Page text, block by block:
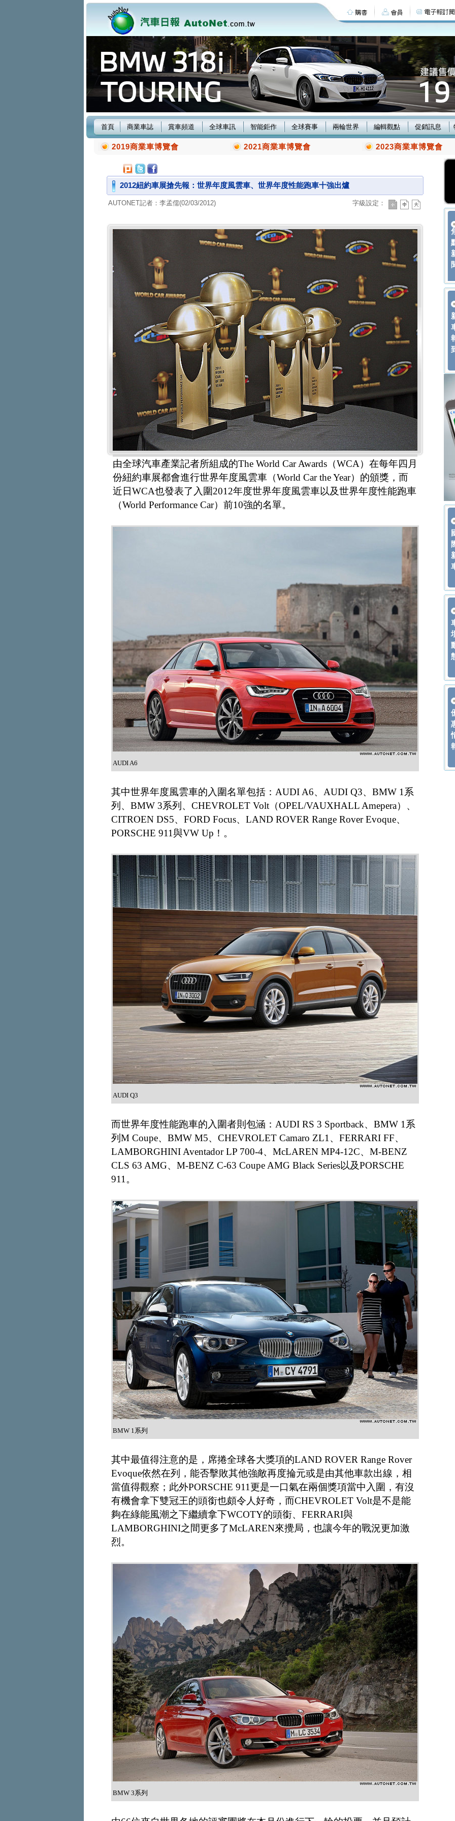
首頁 商業車誌 賞車頻道 全球車訊 智能鉅作 全球賽事 兩輪世界 編輯觀點 促銷訊息
2019商業車博覽會 2021商業車博覽會 2023商業車博覽會
2012紐約車展搶先報：世界年度風雲車、世界年度性能跑車十強出爐
AUTONET記者：李孟儒(02/03/2012) 字級設定：
由全球汽車產業記者所組成的The World Car Awards（WCA）在每年四月
份紐約車展都會進行世界年度風雲車（World Car the Year）的頒獎，而
近日WCA也發表了入圍2012年度世界年度風雲車以及世界年度性能跑車
（World Performance Car）前10強的名單。
AUDI A6
其中世界年度風雲車的入圍名單包括：AUDI A6、AUDI Q3、BMW 1系
列、BMW 3系列、CHEVROLET Volt（OPEL/VAUXHALL Amepera）、
CITROEN DS5、FORD Focus、LAND ROVER Range Rover Evoque、
PORSCHE 911與VW Up！。
AUDI Q3
而世界年度性能跑車的入圍者則包涵：AUDI RS 3 Sportback、BMW 1系
列M Coupe、BMW M5、CHEVROLET Camaro ZL1、FERRARI FF、
LAMBORGHINI Aventador LP 700-4、McLAREN MP4-12C、M-BENZ
CLS 63 AMG、M-BENZ C-63 Coupe AMG Black Series以及PORSCHE
911。
BMW 1系列
其中最值得注意的是，席捲全球各大獎項的LAND ROVER Range Rover
Evoque依然在列，能否擊敗其他強敵再度掄元或是由其他車款出線，相
當值得觀察；此外PORSCHE 911更是一口氣在兩個獎項當中入圍，有沒
有機會拿下雙冠王的頭銜也頗令人好奇，而CHEVROLET Volt是不是能
夠在綠能風潮之下繼續拿下WCOTY的頭銜、FERRARI與
LAMBORGHINI之間更多了McLAREN來攪局，也讓今年的戰況更加激
烈。
BMW 3系列